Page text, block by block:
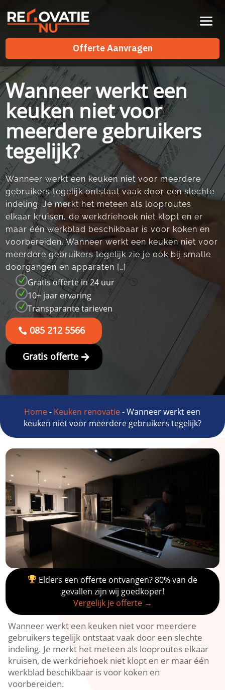
Offerte Aanvragen
Offerte Aanvragen
Wanneer werkt een
keuken niet voor
meerdere gebruikers
tegelijk?
Wanneer werkt een keuken niet voor meerdere
gebruikers tegelijk ontstaat vaak door een slechte
indeling.​ Je merkt het meteen als looproutes
elkaar kruisen, de werkdriehoek niet klopt en er
maar één werkblad beschikbaar is voor koken en
voorbereiden.​ Wanneer werkt een keuken niet voor
meerdere gebruikers tegelijk zie je ook bij smalle
doorgangen en apparaten […]
N Gratis offerte in 24 uur
N 10+ jaar ervaring
N Transparante tarieven
085 212 5566
Gratis offerte
Home- Keuken renovatie-Wanneer werkt een
keuken niet voor meerdere gebruikers tegelijk?
Elders een offerte ontvangen? 80% van de
gevallen zijn wij goedkoper!
Vergelijk je offerte →
Wanneer werkt een keuken niet voor meerdere
gebruikers tegelijk ontstaat vaak door een slechte
indeling.​ Je merkt het meteen als looproutes elkaar
kruisen, de werkdriehoek niet klopt en er maar één
werkblad beschikbaar is voor koken en
voorbereiden.​